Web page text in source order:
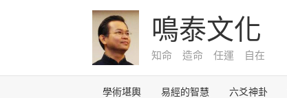
鳴泰文化
知命 造命 任運 自在
學術堪輿 易經的智慧 六爻神卦